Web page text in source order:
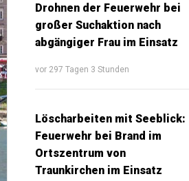
Drohnen der Feuerwehr bei
großer Suchaktion nach
abgängiger Frau im Einsatz
vor 297 Tagen 3 Stunden
Löscharbeiten mit Seeblick:
Feuerwehr bei Brand im
Ortszentrum von
Traunkirchen im Einsatz